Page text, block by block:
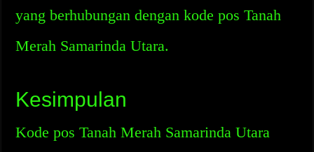
yang berhubungan dengan kode pos Tanah
Merah Samarinda Utara.
Kesimpulan
Kode pos Tanah Merah Samarinda Utara